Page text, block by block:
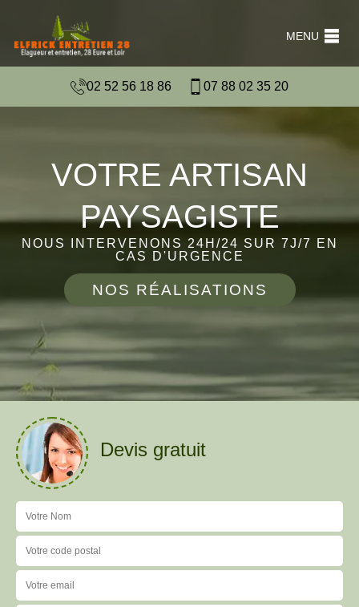
MENU
02 52 56 18 86 07 88 02 35 20
VOTRE ARTISAN
PAYSAGISTE
NOUS INTERVENONS 24H/24 SUR 7J/7 EN
CAS D'URGENCE
NOS RÉALISATIONS
Devis gratuit